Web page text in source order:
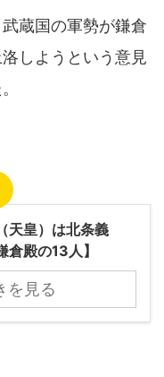
蔵国の軍勢が鎌倉
しようという意見
天皇）は北条義
倉殿の13人】
を見る